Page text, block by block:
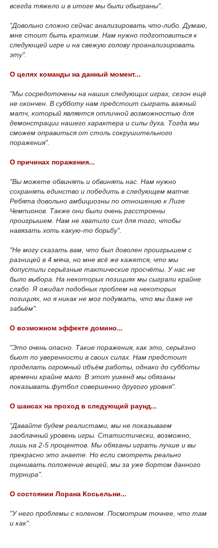
всегда тяжело и в итоге мы были обыграны".
"Довольно сложно сейчас анализировать что-либо. Думаю,
мне стоит быть кратким. Нам нужно подготовиться к
следующей игре и на свежую голову проанализировать
эту".
О целях команды на данный момент...
"Мы сосредоточены на наших следующих играх, сезон ещё
не окончен. В субботу нам предстоит сыграть важный
матч, который является отличной возможностью для
демонстрации нашего характера и силы духа. Тогда мы
сможем оправиться от столь сокрушительного
поражения".
О причинах поражения...
"Вы можете обвинять и обвинять нас. Нам нужно
сохранять единство и победить в следующем матче.
Ребята довольно амбициозны по отношению к Лиге
Чемпионов. Также они были очень расстроены
проигрышем. Нам не хватило сил для того, чтобы
навязать хоть какую-то борьбу".
"Не могу сказать вам, что был доволен проигрышем с
разницей в 4 мяча, но мне всё же кажется, что мы
допустили серьёзные тактические просчёты. У нас не
было выбора. На некоторых позициях мы сыграли крайне
слабо. Я ожидал подобных проблем на некоторых
позициях, но я никак не мог подумать, что мы даже не
забьём".
О возможном эффекте домино...
"Это очень опасно. Такие поражения, как это, серьёзно
бьют по уверенности в своих силах. Нам предстоит
проделать огромный объём работы, однако до субботы
времени крайне мало. В этот уикенд мы обязаны
показывать футбол совершенно другого уровня".
О шансах на проход в следующий раунд...
"Давайте будем реалистами, мы не показываем
заоблачный уровень игры. Статистически, возможно,
лишь на 2-5 процентов. Мы обязаны играть лучше и вы
прекрасно это знаете. Но если смотреть реально
оценивать положение вещей, мы за уже бортом данного
турнира".
О состоянии Лорана Косьельни...
"У него проблемы с коленом. Посмотрим точнее, что там
и как".